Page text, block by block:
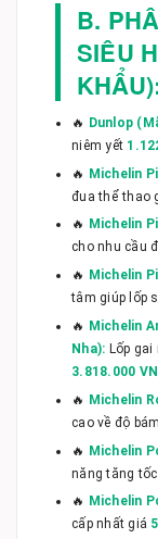
B.
SIÊU
🔥 Dunlop
niêm yết
🔥 Michelin
đua thể thao
🔥 Michelin
cho nhu cầu
🔥 Michelin
tâm giúp lốp
🔥 Michelin
Nha): Lốp
3.818.000
🔥 Michelin
cao về độ
🔥 Michelin
năng tăng
🔥 Michelin
cấp nhất giá